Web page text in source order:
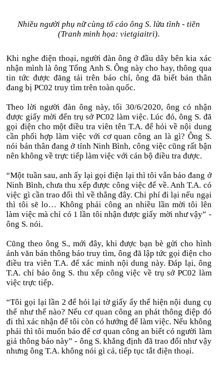
Nhiều người phụ nữ cùng tố cáo ông S. lừa tình - tiền
(Tranh minh họa: vietgiaitri).
Khi nghe điện thoại, người đàn ông ở đầu dây bên kia xác
nhận mình là ông Tống Anh S. Ông này cho hay, thông qua
tin tức được đăng tải trên báo chí, ông đã biết bản thân
đang bị PC02 truy tìm trên toàn quốc.
Theo lời người đàn ông này, tối 30/6/2020, ông có nhận
được giấy mời đến trụ sở PC02 làm việc. Lúc đó, ông S. đã
gọi điện cho một điều tra viên tên T.A. để hỏi về nội dung
cần phối hợp làm việc với cơ quan công an là gì? Ông S.
nói bản thân đang ở tỉnh Ninh Bình, công việc cũng rất bận
nên không về trực tiếp làm việc với cán bộ điều tra được.
“Một tuần sau, anh ấy lại gọi điện lại thì tôi vẫn bảo đang ở
Ninh Bình, chưa thu xếp được công việc để về. Anh T.A. có
việc gì cần trao đổi thì về thẳng đây. Chi phí đi lại nếu ngại
thì tôi sẽ lo… Không phải công an nhiều lần mời tôi lên
làm việc mà chỉ có 1 lần tôi nhận được giấy mời như vậy” -
ông S. nói.
Cũng theo ông S., mới đây, khi được bạn bè gửi cho hình
ảnh văn bản thông báo truy tìm, ông đã lập tức gọi điện cho
điều tra viên T.A. để xác minh nội dung này. Đáp lại, ông
T.A. chỉ bảo ông S. thu xếp công việc về trụ sở PC02 làm
việc trực tiếp.
“Tôi gọi lại lần 2 để hỏi lại tờ giấy ấy thể hiện nội dung cụ
thể như thế nào? Nếu cơ quan công an phát thông điệp đó
đi thì xác nhận để tôi còn có hướng để làm việc. Nếu không
phải thì tôi muốn báo để cơ quan công an biết có người làm
giả thông báo này” - ông S. khẳng định đã trao đổi như vậy
nhưng ông T.A. không nói gì cả, tiếp tục tắt điện thoại.